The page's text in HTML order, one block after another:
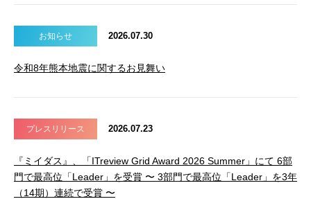
お知らせ 2026.07.30
令和8年熊本地震に関するお見舞い
プレスリリース 2026.07.23
『ミイダス』、「ITreview Grid Award 2026 Summer」にて 6部
門で最高位「Leader」を受賞 〜 3部門で最高位「Leader」を3年
（14期）連続で受賞 〜